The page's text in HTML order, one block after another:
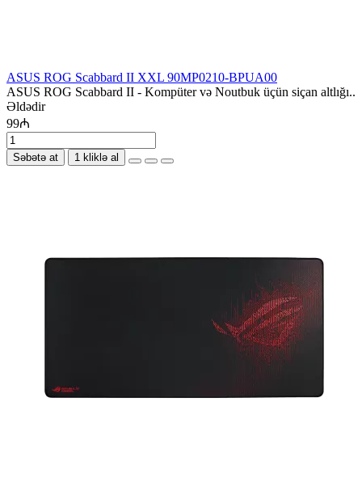
ASUS ROG Scabbard II XXL 90MP0210-BPUA00
ASUS ROG Scabbard II - Kompüter və Noutbuk üçün siçan altlığı..
Əldədir
99₼
Səbətə at 1 kliklə al